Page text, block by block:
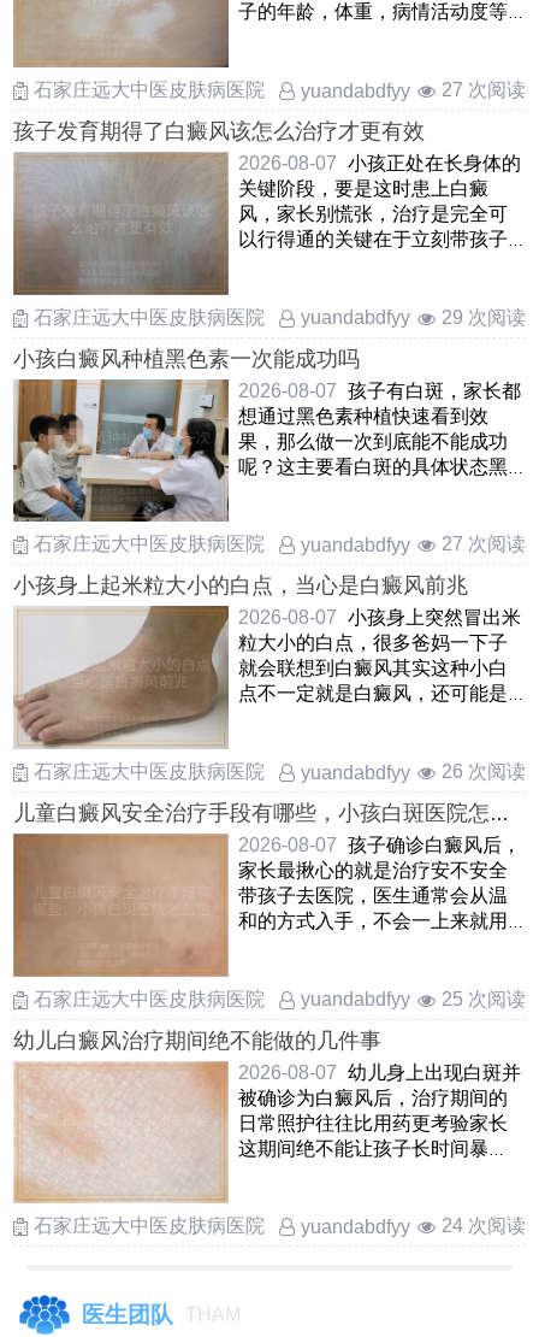
子的年龄，体重，病情活动度等
石家庄远大中医皮肤病医院
yuandabdfyy 27 次阅读
孩子发育期得了白癜风该怎么治疗才更有效
2026-08-07 小孩正处在长身体的
关键阶段，要是这时患上白癜
风，家长别慌张，治疗是完全可
以行得通的关键在于立刻带孩子
石家庄远大中医皮肤病医院
yuandabdfyy 29 次阅读
小孩白癜风种植黑色素一次能成功吗
2026-08-07 孩子有白斑，家长都
想通过黑色素种植快速看到效
果，那么做一次到底能不能成功
呢？这主要看白斑的具体状态黑
石家庄远大中医皮肤病医院
yuandabdfyy 27 次阅读
小孩身上起米粒大小的白点，当心是白癜风前兆
2026-08-07 小孩身上突然冒出米
粒大小的白点，很多爸妈一下子
就会联想到白癜风其实这种小白
点不一定就是白癜风，还可能是
石家庄远大中医皮肤病医院 yuandabdfyy 26 次阅读
儿童白癜风安全治疗手段有哪些，小孩白斑医院怎么
治安全，孩子患上白癜风如何安全治疗
2026-08-07 孩子确诊白癜风后，
家长最揪心的就是治疗安不安全
带孩子去医院，医生通常会从温
和的方式入手，不会一上来就用
石家庄远大中医皮肤病医院
yuandabdfyy 25 次阅读
幼儿白癜风治疗期间绝不能做的几件事
2026-08-07 幼儿身上出现白斑并
被确诊为白癜风后，治疗期间的
日常照护往往比用药更考验家长
这期间绝不能让孩子长时间暴
石家庄远大中医皮肤病医院 yuandabdfyy 24 次阅读
医生团队 THAM